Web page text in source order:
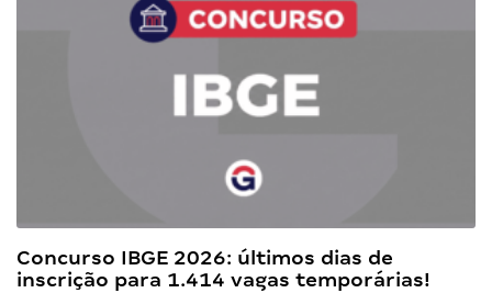
Concurso IBGE 2026: últimos dias de
inscrição para 1.414 vagas temporárias!